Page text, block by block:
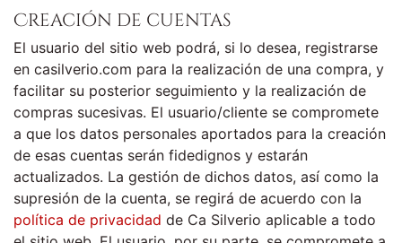
Creación de cuentas
El usuario del sitio web podrá, si lo desea, registrarse
en casilverio.com para la realización de una compra, y
facilitar su posterior seguimiento y la realización de
compras sucesivas. El usuario/cliente se compromete
a que los datos personales aportados para la creación
de esas cuentas serán fidedignos y estarán
actualizados. La gestión de dichos datos, así como la
supresión de la cuenta, se regirá de acuerdo con la
política de privacidad de Ca Silverio aplicable a todo